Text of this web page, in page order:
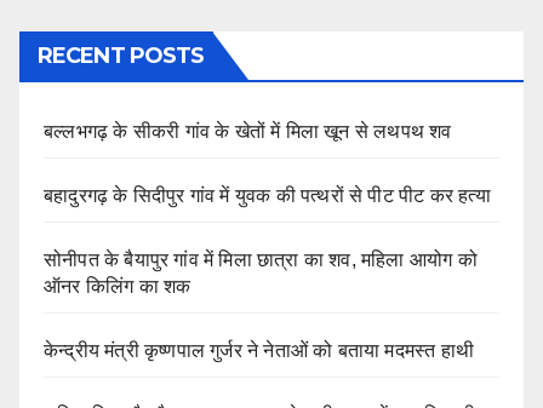
RECENT POSTS
बल्लभगढ़ के सीकरी गांव के खेतों में मिला खून से लथपथ शव
बहादुरगढ़ के सिदीपुर गांव में युवक की पत्थरों से पीट पीट कर हत्या
सोनीपत के बैयापुर गांव में मिला छात्रा का शव, महिला आयोग को
ऑनर किलिंग का शक
केन्द्रीय मंत्री कृष्णपाल गुर्जर ने नेताओं को बताया मदमस्त हाथी